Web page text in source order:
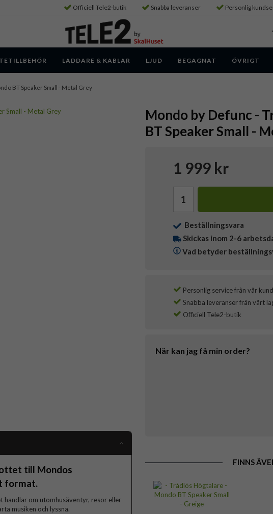
Officiell Tele2-butik Snabba leveranser Personlig
LADDARE & KABLAR LJUD BEGAGNAT ÖVRIGT
BT Speaker Small - Metal Grey
Mondo by Defunc -
BT Speaker Small -
1 999 kr
Beställningsvara
Skickas inom 2-6
Vad betyder
Personlig service från vår
Snabba leveranser från vårt
Officiell Tele2-butik
När kan jag få min order?
FINNS
till Mondos
format.
om utomhusäventyr, resor eller
musiken och lyssna.